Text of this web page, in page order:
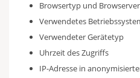
Browsertyp und
Verwendetes
Verwendeter Gerätetyp
Uhrzeit des Zugriffs
IP-Adresse in